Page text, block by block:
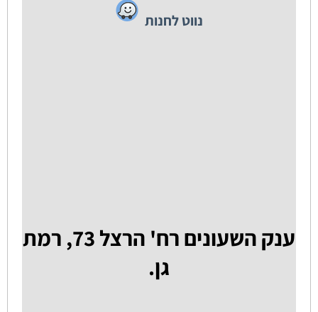
נווט לחנות
ענק השעונים רח' הרצל 73, רמת
גן.